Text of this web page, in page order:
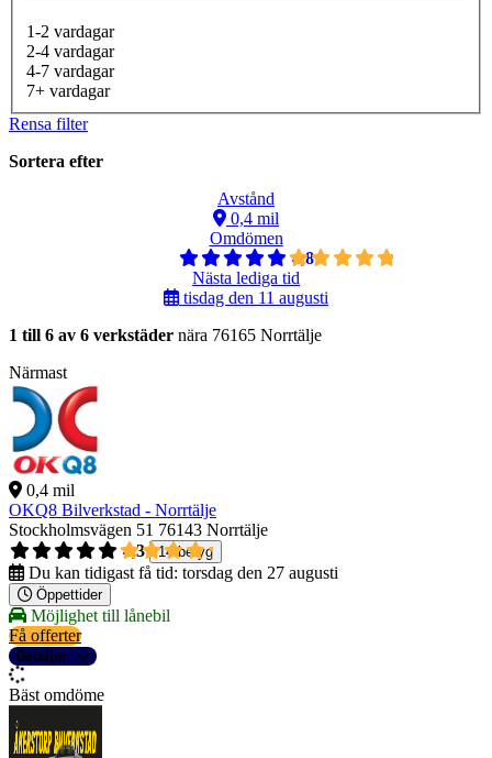
1-2 vardagar
2-4 vardagar
4-7 vardagar
7+ vardagar
Rensa filter
Sortera efter
Avstånd
0,4 mil
Omdömen
4,8
Nästa lediga tid
tisdag den 11 augusti
1 till 6 av 6 verkstäder nära 76165 Norrtälje
Närmast
0,4 mil
OKQ8 Bilverkstad - Norrtälje
Stockholmsvägen 51 76143 Norrtälje
4,3
14 betyg
Du kan tidigast få tid: torsdag den 27 augusti
Öppettider
Möjlighet till lånebil
Få offerter
Detaljer
Bäst omdöme